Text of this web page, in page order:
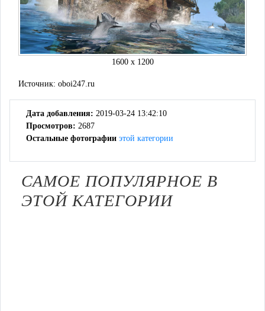
1600 x 1200
Источник: oboi247.ru
Дата добавления: 2019-03-24 13:42:10
Просмотров: 2687
Остальные фотографии этой категории
САМОЕ ПОПУЛЯРНОЕ В
ЭТОЙ КАТЕГОРИИ